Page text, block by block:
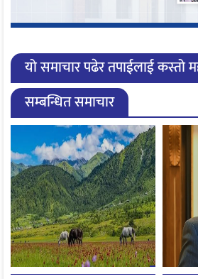
यो समाचार पढेर तपाईलाई कस्तो
सम्बन्धित समाचार